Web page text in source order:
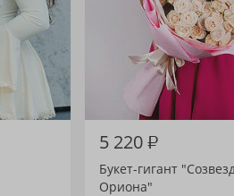
5 220₽
Букет-гигант
Ориона"